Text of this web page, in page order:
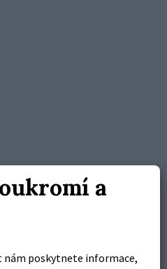
a
nám poskytnete informace,